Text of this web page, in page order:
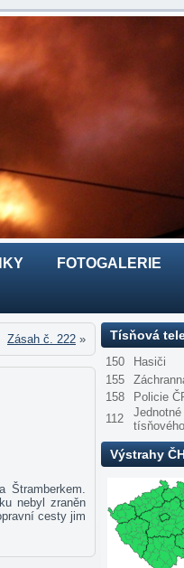
FOTOGALERIE
Zásah č. 222 »
nebyl zraněn
cesty jim
Tísňová
150
Hasiči
155
158
Policie
112
Výstrahy